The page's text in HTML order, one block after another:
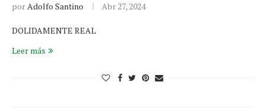
porAdolfo Santino Abr 27, 2024
DOLIDAMENTE REAL
Leer más